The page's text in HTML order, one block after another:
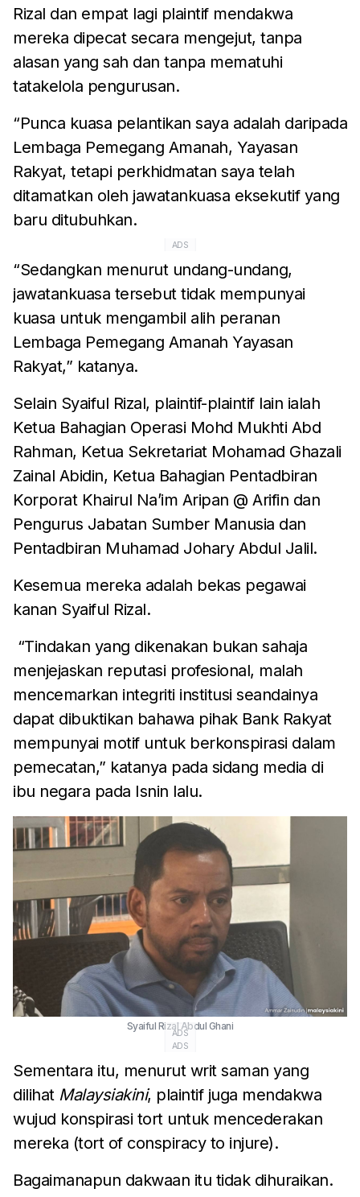
Rizal dan empat lagi plaintif mendakwa
mereka dipecat secara mengejut, tanpa
alasan yang sah dan tanpa mematuhi
tatakelola pengurusan.
“Punca kuasa pelantikan saya adalah daripada
Lembaga Pemegang Amanah, Yayasan
Rakyat, tetapi perkhidmatan saya telah
ditamatkan oleh jawatankuasa eksekutif yang
baru ditubuhkan.
ADS
“Sedangkan menurut undang-undang,
jawatankuasa tersebut tidak mempunyai
kuasa untuk mengambil alih peranan
Lembaga Pemegang Amanah Yayasan
Rakyat,” katanya.
Selain Syaiful Rizal, plaintif-plaintif lain ialah
Ketua Bahagian Operasi Mohd Mukhti Abd
Rahman, Ketua Sekretariat Mohamad Ghazali
Zainal Abidin, Ketua Bahagian Pentadbiran
Korporat Khairul Na’im Aripan @ Arifin dan
Pengurus Jabatan Sumber Manusia dan
Pentadbiran Muhamad Johary Abdul Jalil.
Kesemua mereka adalah bekas pegawai
kanan Syaiful Rizal.
“Tindakan yang dikenakan bukan sahaja
menjejaskan reputasi profesional, malah
mencemarkan integriti institusi seandainya
dapat dibuktikan bahawa pihak Bank Rakyat
mempunyai motif untuk berkonspirasi dalam
pemecatan,” katanya pada sidang media di
ibu negara pada Isnin lalu.
Syaiful Rizal Abdul Ghani
ADS
ADS
Sementara itu, menurut writ saman yang
dilihat Malaysiakini, plaintif juga mendakwa
wujud konspirasi tort untuk mencederakan
mereka (tort of conspiracy to injure).
Bagaimanapun dakwaan itu tidak dihuraikan.